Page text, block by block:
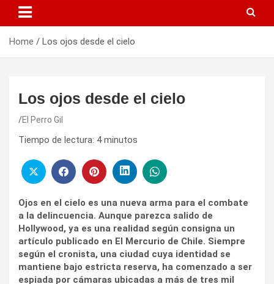
Home Los ojos desde el cielo
Los ojos desde el cielo
El Perro Gil
Tiempo de lectura: 4 minutos
Ojos en el cielo es una nueva arma para el combate
a la delincuencia. Aunque parezca salido de
Hollywood, ya es una realidad según consigna un
artículo publicado en El Mercurio de Chile. Siempre
según el cronista, una ciudad cuya identidad se
mantiene bajo estricta reserva, ha comenzado a ser
espiada por cámaras ubicadas a más de tres mil